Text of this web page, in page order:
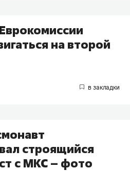
на второй
строящийся
с МКС – фото